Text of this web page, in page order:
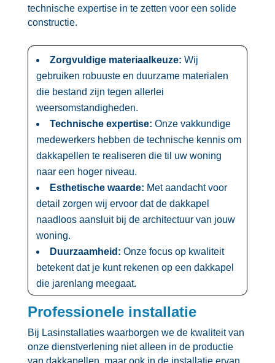
technische expertise in te zetten voor een solide
constructie.​
Zorgvuldige materiaalkeuze: Wij
gebruiken robuuste en duurzame materialen
die bestand zijn tegen allerlei
weersomstandigheden.​
Technische expertise: Onze vakkundige
medewerkers hebben de technische kennis om
dakkapellen te realiseren die til uw woning
naar een hoger niveau.​
Esthetische waarde: Met aandacht voor
detail zorgen wij ervoor dat de dakkapel
naadloos aansluit bij de architectuur van jouw
woning.​
Duurzaamheid: Onze focus op kwaliteit
betekent dat je kunt rekenen op een dakkapel
die jarenlang meegaat.​
Professionele installatie
Bij Lasinstallaties waarborgen we de kwaliteit van
onze dienstverlening niet alleen in de productie
van dakkapellen, maar ook in de installatie ervan.​